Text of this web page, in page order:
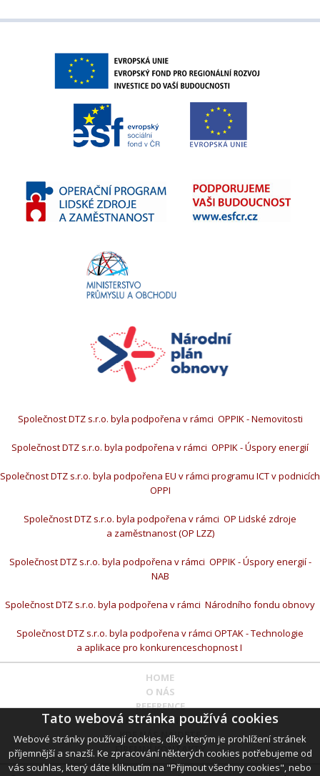
Tato webová stránka používá cookies
Webové stránky používají cookies, díky kterým je prohlížení stránek
příjemnější a snazší. Ke zpracování některých cookies potřebujeme od
vás souhlas, který dáte kliknutím na "Přijmout všechny cookies", nebo
Společnost DTZ s.r.o. byla podpořena v rámci OPPIK - Nemovitosti
Společnost DTZ s.r.o. byla podpořena v rámci OPPIK - Úspory energií
Společnost DTZ s.r.o. byla podpořena EU v rámci programu ICT v podnicích
OPPI
Společnost DTZ s.r.o. byla podpořena v rámci OP Lidské zdroje
a zaměstnanost (OP LZZ)
Společnost DTZ s.r.o. byla podpořena v rámci OPPIK - Úspory energií -
NAB
Společnost DTZ s.r.o. byla podpořena v rámci Národního fondu obnovy
Společnost DTZ s.r.o. byla podpořena v rámci OPTAK - Technologie
a aplikace pro konkurenceschopnost I
HOME
O NÁS
REFERENCE
CERTIFIKÁTY A OPRÁVNĚNÍ
KDE NÁS NAJDETE
FIREMNÍ KONTAKTY